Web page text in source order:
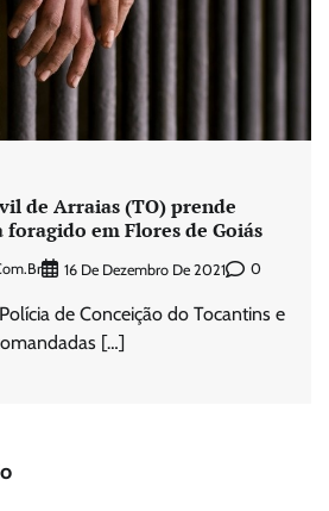
de Arraias (TO) prende
foragido em Flores de Goiás
16 De Dezembro De 2021 0
de Conceição do Tocantins e
[…]